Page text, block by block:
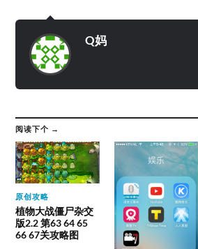
Q妈
阅读下个 →
原创攻略
植物大战僵尸杂交
版2.2 第63 64 65
66 67关攻略图